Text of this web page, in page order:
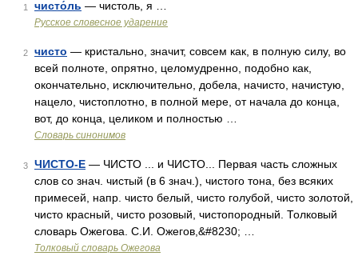
1 чисто́ль — чистоль, я …
Русское словесное ударение
2 чисто — кристально, значит, совсем как, в полную силу, во
всей полноте, опрятно, целомудренно, подобно как,
окончательно, исключительно, добела, начисто, начистую,
нацело, чистоплотно, в полной мере, от начала до конца,
вот, до конца, целиком и полностью …
Словарь синонимов
3 ЧИСТО-Е — ЧИСТО ... и ЧИСТО... Первая часть сложных
слов со знач. чистый (в 6 знач.), чистого тона, без всяких
примесей, напр. чисто белый, чисто голубой, чисто золотой,
чисто красный, чисто розовый, чистопородный. Толковый
словарь Ожегова. С.И. Ожегов,&#8230; …
Толковый словарь Ожегова